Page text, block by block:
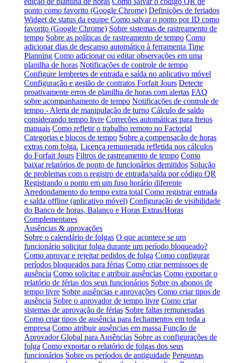
ponto como favorito (Google Chrome) Definições de feriados
Widget de status da equipe Como salvar o ponto por ID como
favorito (Google Chrome) Sobre sistemas de rastreamento de
tempo Sobre as políticas de rastreamento de tempo Como
adicionar dias de descanso automático à ferramenta Time
Planning Como adicionar ou editar observações em uma
planilha de horas Notificações de controle de tempo
Configure lembretes de entrada e saída no aplicativo móvel
Configuração e gestão de contratos Forfait Jours Detecte
proativamente erros de planilha de horas com alertas FAQ
sobre acompanhamento de tempo Notificações de controle de
tempo - Alerta de manipulação de turno Cálculo de saldo
considerando tempo livre Correções automáticas para freios
manuais Como refletir o trabalho remoto no Factorial
Categorias e blocos de tempo Sobre a compensação de horas
extras com folga. Licença remunerada refletida nos cálculos
do Forfait Jours Filtros de rastreamento de tempo Como
baixar relatórios de ponto de funcionários demitidos Solução
de problemas com o registro de entrada/saída por código QR
Registrando o ponto em um fuso horário diferente
Arredondamento do tempo extra total Como registrar entrada
e saída offline (aplicativo móvel) Configuração de visibilidade
do Banco de horas, Balanço e Horas Extras/Horas
Complementares
Ausências & aprovações
Sobre o calendário de folgas O que acontece se um
funcionário solicitar folga durante um período bloqueado?
Como aprovar e rejeitar pedidos de folga Como configurar
períodos bloqueados para férias Como criar permissoes de
ausência Como solicitar e atribuir ausências Como exportar o
relatório de férias dos seus funcionários Sobre os abonos de
tempo livre Sobre ausências e aprovações Como criar tipos de
ausência Sobre o aprovador de tempo livre Como criar
sistemas de aprovação de férias Sobre faltas remuneradas
Como criar tipos de ausência para fechamentos em toda a
empresa Como atribuir ausências em massa Função de
Aprovador Global para Ausências Sobre as configurações de
folga Como exportar o relatório de folgas dos seus
funcionários Sobre os períodos de antiguidade Perguntas